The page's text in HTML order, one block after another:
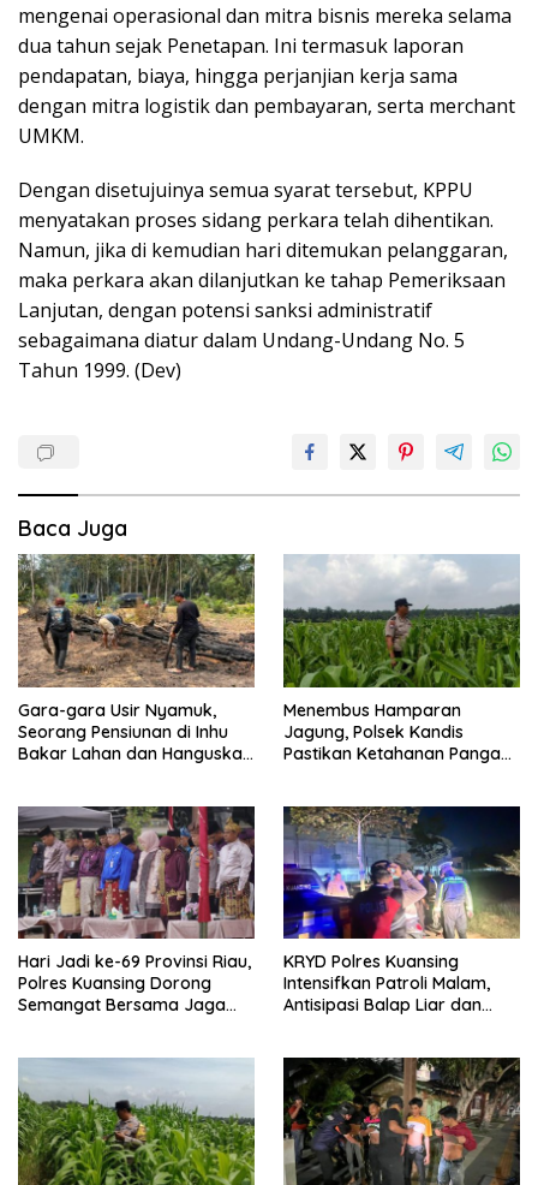
mengenai operasional dan mitra bisnis mereka selama
dua tahun sejak Penetapan. Ini termasuk laporan
pendapatan, biaya, hingga perjanjian kerja sama
dengan mitra logistik dan pembayaran, serta merchant
UMKM.
Dengan disetujuinya semua syarat tersebut, KPPU
menyatakan proses sidang perkara telah dihentikan.
Namun, jika di kemudian hari ditemukan pelanggaran,
maka perkara akan dilanjutkan ke tahap Pemeriksaan
Lanjutan, dengan potensi sanksi administratif
sebagaimana diatur dalam Undang-Undang No. 5
Tahun 1999. (Dev)
Baca Juga
Gara-gara Usir Nyamuk,
Seorang Pensiunan di Inhu
Bakar Lahan dan Hanguskan
Menembus Hamparan
Jagung, Polsek Kandis
Pastikan Ketahanan Pangan
Hari Jadi ke-69 Provinsi Riau,
Polres Kuansing Dorong
Semangat Bersama Jaga
KRYD Polres Kuansing
Intensifkan Patroli Malam,
Antisipasi Balap Liar dan